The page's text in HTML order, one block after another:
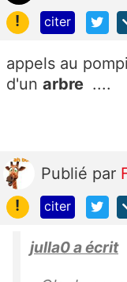
!
citer
appels au
d'un arbre ....
Publié par
!
citer
julla0 a écrit